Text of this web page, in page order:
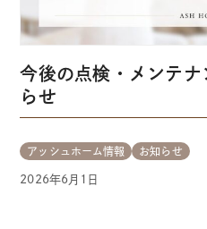
今後の点検・メンテ
らせ
2026年6月1日
アッシュホーム情報 お知らせ